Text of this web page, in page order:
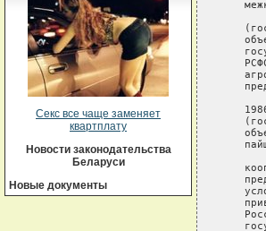
Секс все чаще заменяет
квартплату
Новости законодательства
Беларуси
Новые документы